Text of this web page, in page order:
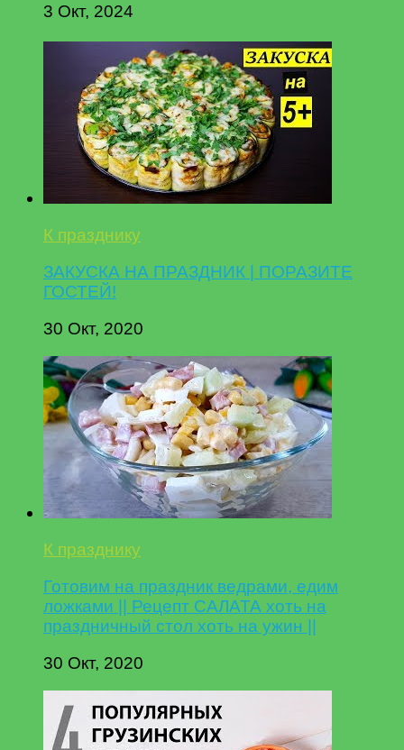
3 Окт, 2024
К празднику
ЗАКУСКА НА ПРАЗДНИК | ПОРАЗИТЕ
ГОСТЕЙ!
30 Окт, 2020
К празднику
Готовим на праздник ведрами, едим
ложками || Рецепт САЛАТА хоть на
праздничный стол хоть на ужин ||
30 Окт, 2020